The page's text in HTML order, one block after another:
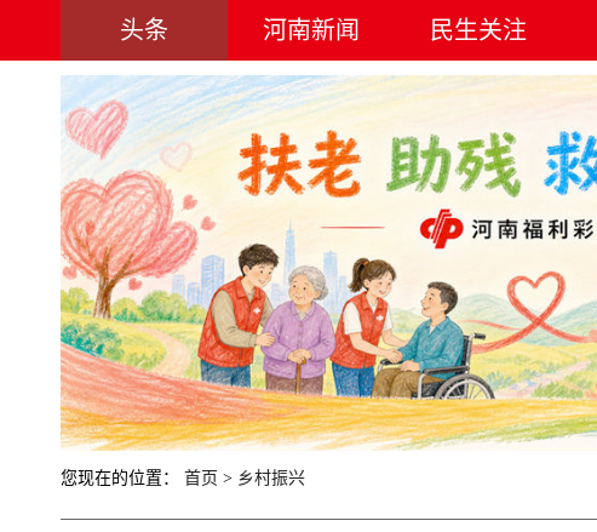
头条 河南新闻 民生关注
您现在的位置： 首页 > 乡村振兴